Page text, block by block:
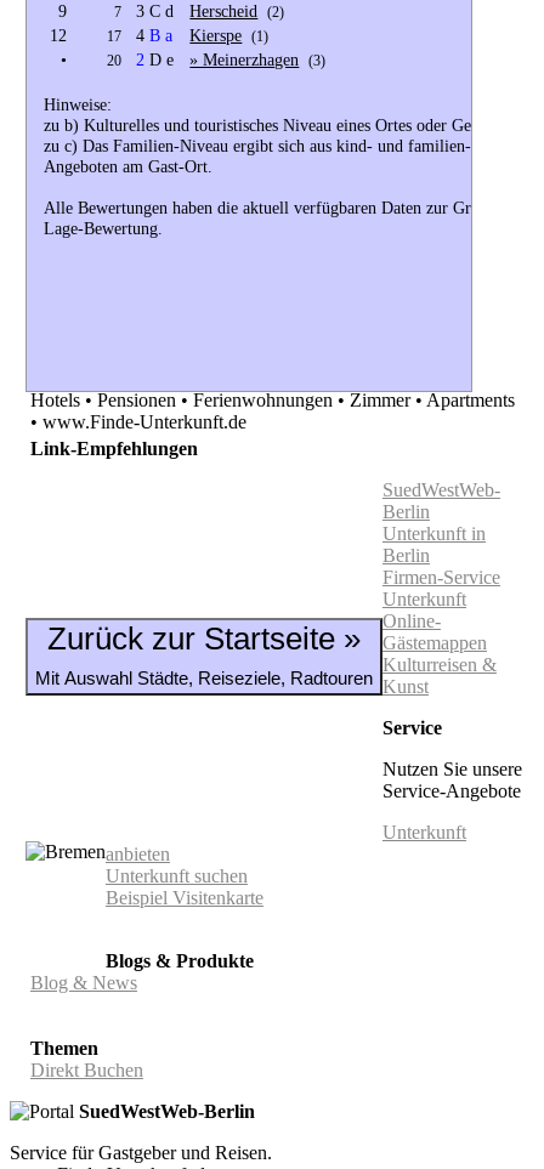
9 7 3 C d Herscheid (2)
12 17 4B a Kierspe (1)
• 20 2 D e » Meinerzhagen (3)
Hinweise:
zu b) Kulturelles und touristisches Niveau eines Ortes oder Gebiets.
zu c) Das Familien-Niveau ergibt sich aus kind- und familien-
Angeboten am Gast-Ort.
Alle Bewertungen haben die aktuell verfügbaren Daten zur Grundlage.
Lage-Bewertung.
Zurück zur Startseite »
Mit Auswahl Städte, Reiseziele, Radtouren
Hotels • Pensionen • Ferienwohnungen • Zimmer • Apartments
• www.Finde-Unterkunft.de
Link-Empfehlungen
SuedWestWeb-
Berlin
Unterkunft in
Berlin
Firmen-Service
Unterkunft
Online-
Gästemappen
Kulturreisen &
Kunst
Service
Nutzen Sie unsere
Service-Angebote
Unterkunft
anbieten
Unterkunft suchen
Beispiel Visitenkarte
Blogs & Produkte
Blog & News
Themen
Direkt Buchen
SuedWestWeb-Berlin
Service für Gastgeber und Reisen.